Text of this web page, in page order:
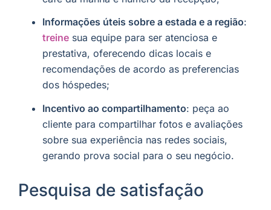
Informações úteis sobre a estada e a região:
treine sua equipe para ser atenciosa e
prestativa, oferecendo dicas locais e
recomendações de acordo as preferencias
dos hóspedes;
Incentivo ao compartilhamento: peça ao
cliente para compartilhar fotos e avaliações
sobre sua experiência nas redes sociais,
gerando prova social para o seu negócio.
Pesquisa de satisfação